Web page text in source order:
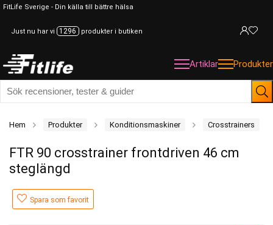
FitLife Sverige - Din källa till bättre hälsa
Just nu har vi 1296 produkter i butiken
Artiklar Produkter
Hem Produkter Konditionsmaskiner Crosstrainers
FTR 90 crosstrainer frontdriven 46 cm
steglängd
Spara som favorit